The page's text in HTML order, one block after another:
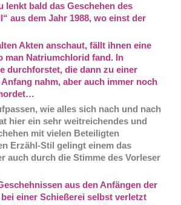
lenkt bald das Geschehen des
aus dem Jahr 1988, wo einst der
Akten anschaut, fällt ihnen eine
man Natriumchlorid fand. In
durchforstet, die dann zu einer
nahm, aber auch immer noch
wie alles sich nach und nach
hier ein sehr weitreichendes und
mit vielen Beteiligten
Erzähl-Stil gelingt einem das
auch durch die Stimme des Vorleser
aus den Anfängen der
einer Schießerei selbst verletzt